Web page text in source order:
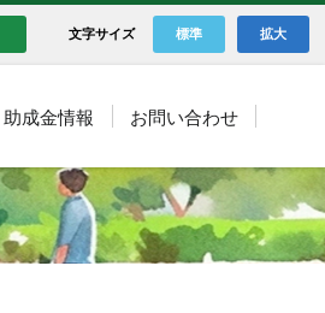
拡大
標準
文字サイズ
助成金情報 お問い合わせ